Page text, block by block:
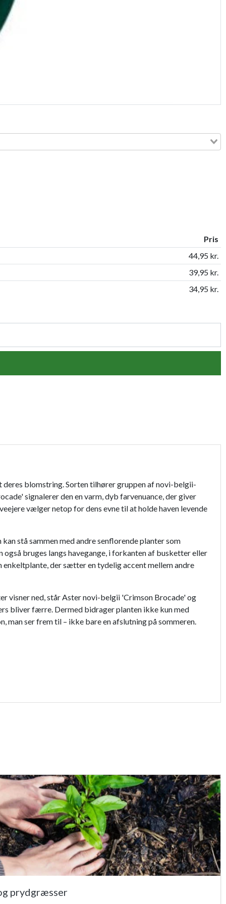
Pris
44,95 kr.
39,95 kr.
34,95 kr.
blomstring. Sorten tilhører gruppen af novi-belgii-
signalerer den en varm, dyb farvenuance, der giver
vælger netop for dens evne til at holde haven levende
stå sammen med andre senflorende planter som
bruges langs havegange, i forkanten af busketter eller
der sætter en tydelig accent mellem andre
visner ned, står Aster novi-belgii 'Crimson Brocade' og
bliver færre. Dermed bidrager planten ikke kun med
man ser frem til – ikke bare en afslutning på sommeren.
prydgræsser